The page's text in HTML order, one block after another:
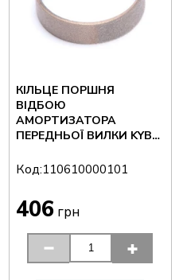
КІЛЬЦЕ ПОРШНЯ
ВІДБОЮ
АМОРТИЗАТОРА
ПЕРЕДНЬОЇ ВИЛКИ KYB
Код:110610000101
406 грн